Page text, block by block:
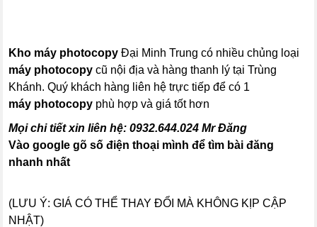
Kho máy photocopy Đại Minh Trung có nhiều chủng loại
máy photocopy cũ nội địa và hàng thanh lý tại Trùng
Khánh. Quý khách hàng liên hệ trực tiếp để có 1
máy photocopy phù hợp và giá tốt hơn
Mọi chi tiết xin liên hệ:0932.644.024 Mr Đăng
Vào google gõ số điện thoại mình để tìm bài đăng
nhanh nhất
(LƯU Ý: GIÁ CÓ THỂ THAY ĐỔI MÀ KHÔNG KỊP CẬP
NHẬT)